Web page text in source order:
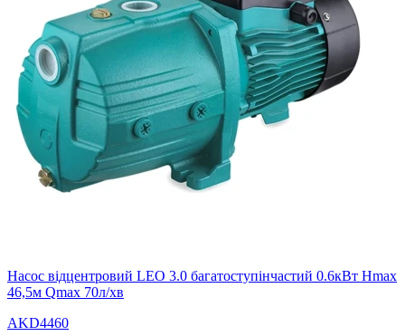
Насос відцентровий LEO 3.0 багатоступінчастий 0.6кВт Hmax
46,5м Qmax 70л/хв
AKD4460